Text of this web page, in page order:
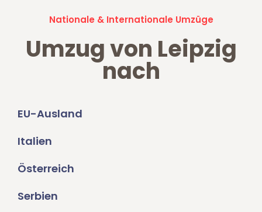
Nationale & Internationale Umzüge
Umzug von Leipzig
nach
EU-Ausland
Italien
Österreich
Serbien